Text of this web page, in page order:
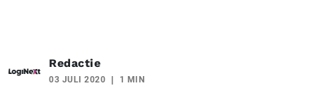
Redactie
03 JULI 2020 1 MIN